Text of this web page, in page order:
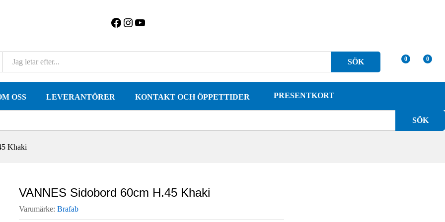
F
a
b
I
n
a
m
u
SÖK 0 0
OSS LEVERANTÖRER KONTAKT OCH ÖPPETTIDER PRESENTKORT
SÖK
Khaki
VANNES Sidobord 60cm H.45 Khaki
Varumärke: Brafab